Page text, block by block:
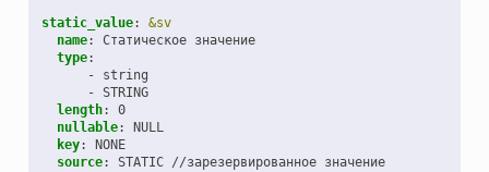
static_value:
&sv
name:
Статическое значение
type:
-
string
- STRING
length:
0
nullable:
NULL
key:
NONE
source:
STATIC //зарезервированное значение